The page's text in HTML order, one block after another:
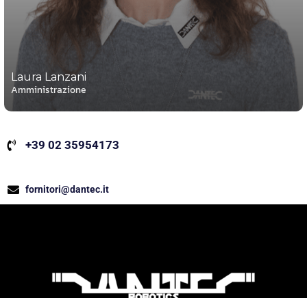
Laura Lanzani
Amministrazione
+39 02 35954173
fornitori@dantec.it